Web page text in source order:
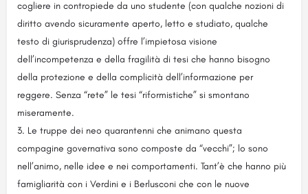
cogliere in contropiede da uno studente (con qualche nozioni di
diritto avendo sicuramente aperto, letto e studiato, qualche
testo di giurisprudenza) offre l’impietosa visione
dell’incompetenza e della fragilità di tesi che hanno bisogno
della protezione e della complicità dell’informazione per
reggere. Senza “rete” le tesi “riformistiche” si smontano
miseramente.
Le truppe dei neo quarantenni che animano questa
compagine governativa sono composte da “vecchi”; lo sono
nell’animo, nelle idee e nei comportamenti. Tant’è che hanno più
famigliarità con i Verdini e i Berlusconi che con le nuove